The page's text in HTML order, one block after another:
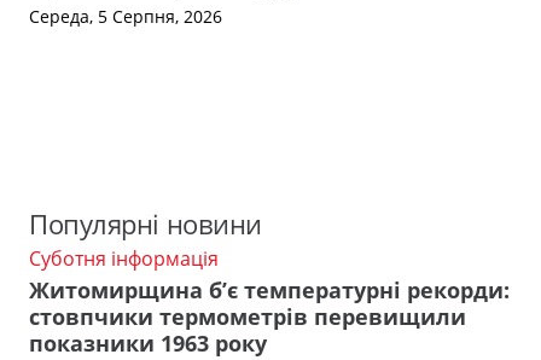
Середа, 5 Серпня, 2026
Популярні новини
Суботня інформація
Житомирщина б’є температурні рекорди:
стовпчики термометрів перевищили
показники 1963 року